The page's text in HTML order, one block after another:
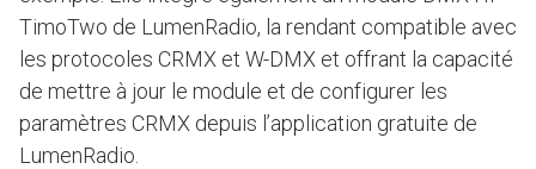
TimoTwo de LumenRadio, la rendant compatible avec
les protocoles CRMX et W-DMX et offrant la capacité
de mettre à jour le module et de configurer les
paramètres CRMX depuis l’application gratuite de
LumenRadio.